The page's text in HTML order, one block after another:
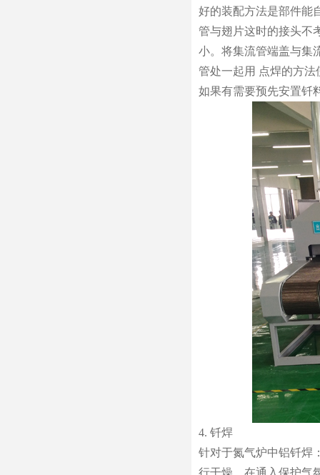
好的装配方法是部件能
管与翅片这时的接头不
小。将集流管端盖与集
管处一起用 点焊的方
如果有需要预先安置钎
4. 钎焊
针对于氮气炉中铝钎焊
行干燥，在通入保护气